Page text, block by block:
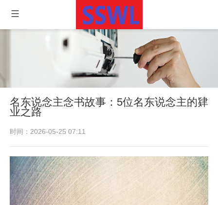
名东说念主念书故事：5位名东说念主的肄
业之路
时间：2026-05-25 07:11